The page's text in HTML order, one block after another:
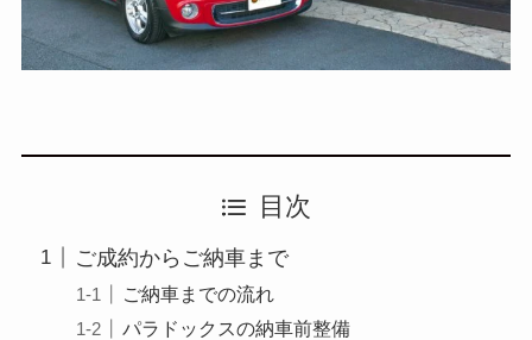
目次
ご成約からご納車まで
ご納車までの流れ
パラドックスの納車前整備